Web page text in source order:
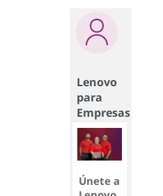
Lenovo
para
Empresas
Únete a